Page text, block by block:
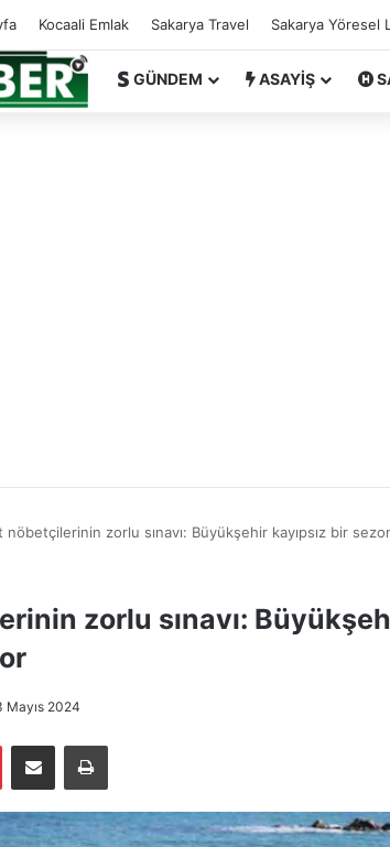
Kocaali Emlak Sakarya Travel Sakarya Yöresel
GÜNDEM ASAYİŞ
nöbetçilerinin zorlu sınavı: Büyükşehir kayıpsız bir
zorlu sınavı:
Mayıs 2024
PinterestE-Posta ile paylaş Yazdır